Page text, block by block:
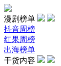
漫剧榜单
抖音周榜
红果周榜
出海榜单
干货内容